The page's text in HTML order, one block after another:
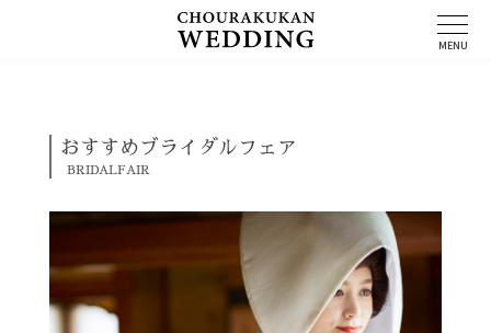
MENU
おすすめブライダルフェア
BRIDALFAIR